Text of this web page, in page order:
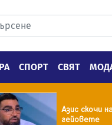
СПОРТ СВЯТ
Азис скочи
гейовете